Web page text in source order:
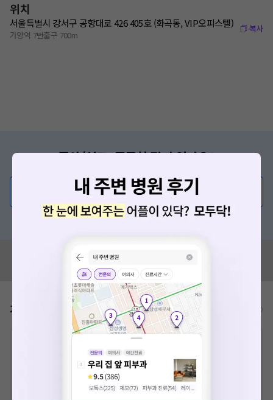
위치
서울특별시 강서구 공항대로 426 405호 (화곡동, VIP오피스텔)
가양역 7번출구 700m
복사
증상/치료, 궁금한 점이 있나요?
💬 무엇이든 물어보세요
혹은, 의료상담 서비스에 다양한 게시글 보러가기
혹시 잘못된 병원정보가 있나요?
모두닥 팀에 알려주세요!
가격표 비급여/급여 진료란?
비급여 항목의 경우,
추가비용 등으로 실제 가격과 상이할 수 있으니, 정확
한 가격은 해당 의료기관에 직접 문의해주세요.
급여 항목의 경우, 건강보험심사평가원에 고지되어 있는 급여 진료 기준 가
격입니다. (진료와 연관된 복합적인 비용이 추가되어, 병원마다 금액이 다르게
산정될 수 있는 점 참고 바랍니다.)
VAT 포함